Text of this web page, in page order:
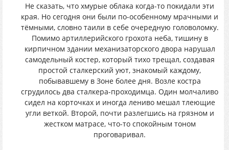
Не сказать, что хмурые облака когда-то покидали эти
края. Но сегодня они были по-особенному мрачными и
тёмными, словно таили в себе очередную головоломку.
Помимо артиллерийского грохота неба, тишину в
кирпичном здании механизаторского двора нарушал
самодельный костер, который тихо трещал, создавая
простой сталкерский уют, знакомый каждому,
побывавшему в Зоне более дня. Возле костра
сгрудилось два сталкера-проходимца. Один молчаливо
сидел на корточках и иногда лениво мешал тлеющие
угли веткой. Второй, почти разлегшись на грязном и
жестком матрасе, что-то спокойным тоном
проговаривал.